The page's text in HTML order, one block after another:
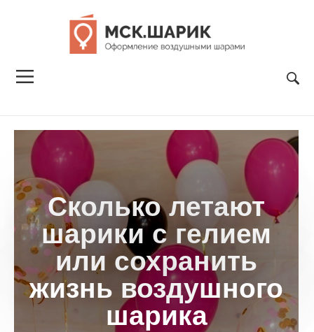
Cколько летают
шарики с гелием
или сохранить
жизнь воздушного
шарика